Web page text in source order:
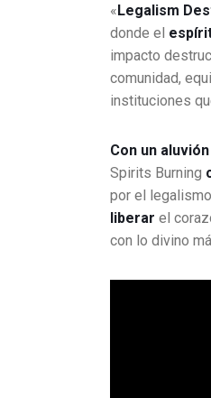
«Legalism
donde el
impacto
comunidad,
instituciones
Con un
Spirits Burning
por el
liberar el
con lo divino